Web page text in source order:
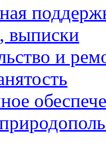
выписки
и